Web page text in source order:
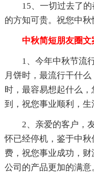
15、一切过去了
的方知可贵。祝您中秋
中秋简短朋友圈文
1、今年中秋节流
月饼时，最流行干什
时，最容易想起什么
到，祝您事业顺利，生
2、亲爱的客户，
怀已经停机，鉴于中
费，祝您事业成功，
公司的产品更加的满意